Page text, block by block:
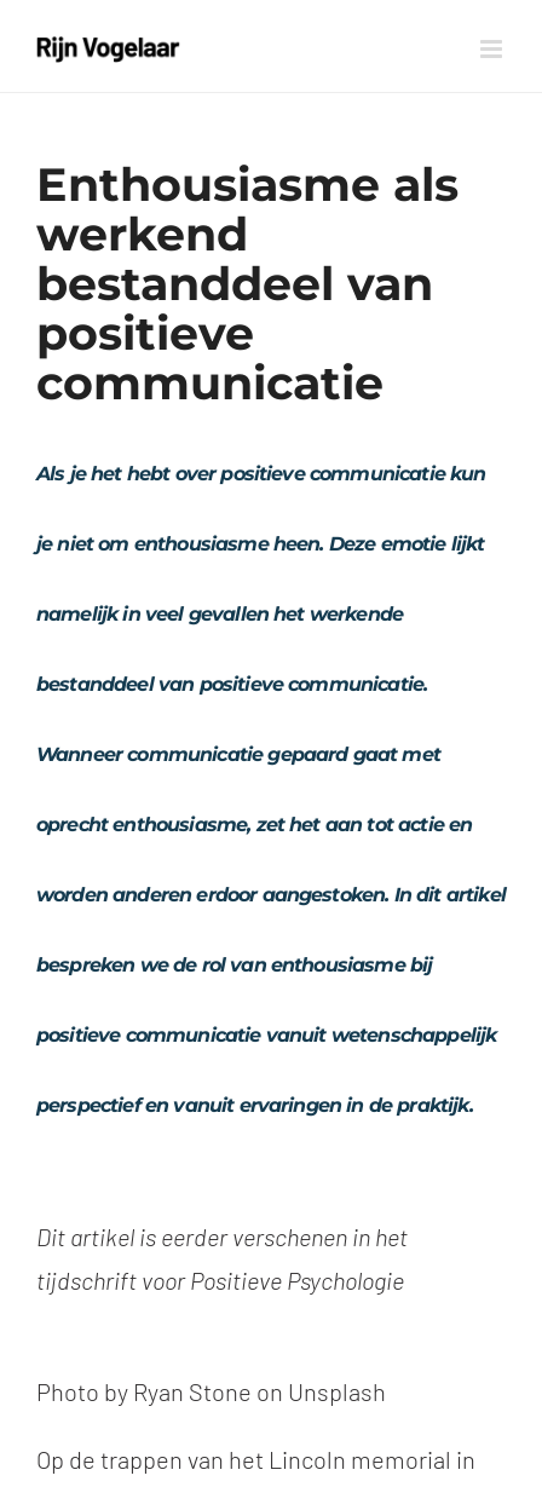
naar
Enthousiasme als
werkend
bestanddeel van
positieve
communicatie
Als je het hebt over positieve communicatie kun
je niet om enthousiasme heen. Deze emotie lijkt
namelijk in veel gevallen het werkende
bestanddeel van positieve communicatie.
Wanneer communicatie gepaard gaat met
oprecht enthousiasme, zet het aan tot actie en
worden anderen erdoor aangestoken. In dit artikel
bespreken we de rol van enthousiasme bij
positieve communicatie vanuit wetenschappelijk
perspectief en vanuit ervaringen in de praktijk.
Dit artikel is eerder verschenen in het
tijdschrift voor Positieve Psychologie
Photo by Ryan Stone on Unsplash
Op de trappen van het Lincoln memorial in